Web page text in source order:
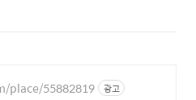
place/55882819 광고